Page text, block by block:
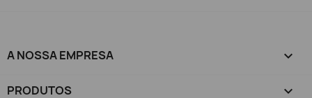
A NOSSA EMPRESA 
PRODUTOS 